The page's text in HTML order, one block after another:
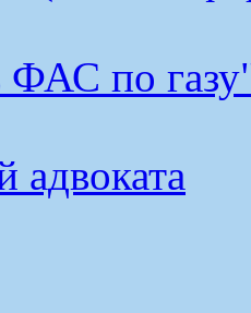
ФАС по
адвоката